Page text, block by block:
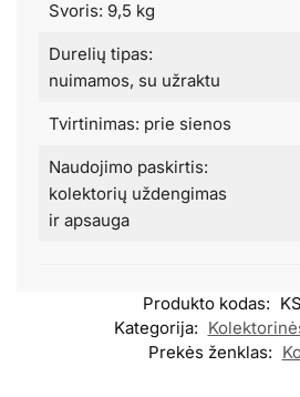
Svoris: 9,5 kg
Durelių tipas:
nuimamos, su užraktu
Tvirtinimas: prie sienos
Naudojimo paskirtis:
kolektorių uždengimas
ir apsauga
Produkto kodas:
Kategorija:
Prekės ženklas: